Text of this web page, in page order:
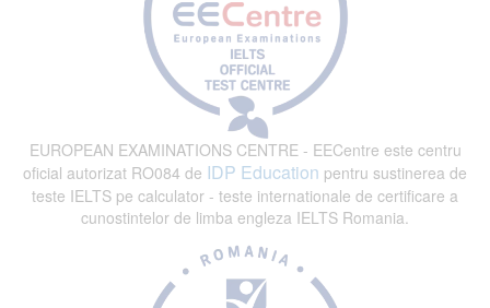
EUROPEAN EXAMINATIONS CENTRE - EECentre este centru
oficial autorizat RO084 de IDP Education pentru sustinerea de
teste IELTS pe calculator - teste internationale de certificare a
cunostintelor de limba engleza IELTS Romania.